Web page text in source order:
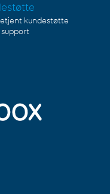
kundestøtte